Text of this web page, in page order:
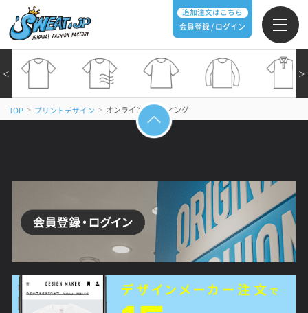
追加注文はこちら
会員登録 / ログイン
＞
＜
TOP > プリントデザイン > オンラインミーティング